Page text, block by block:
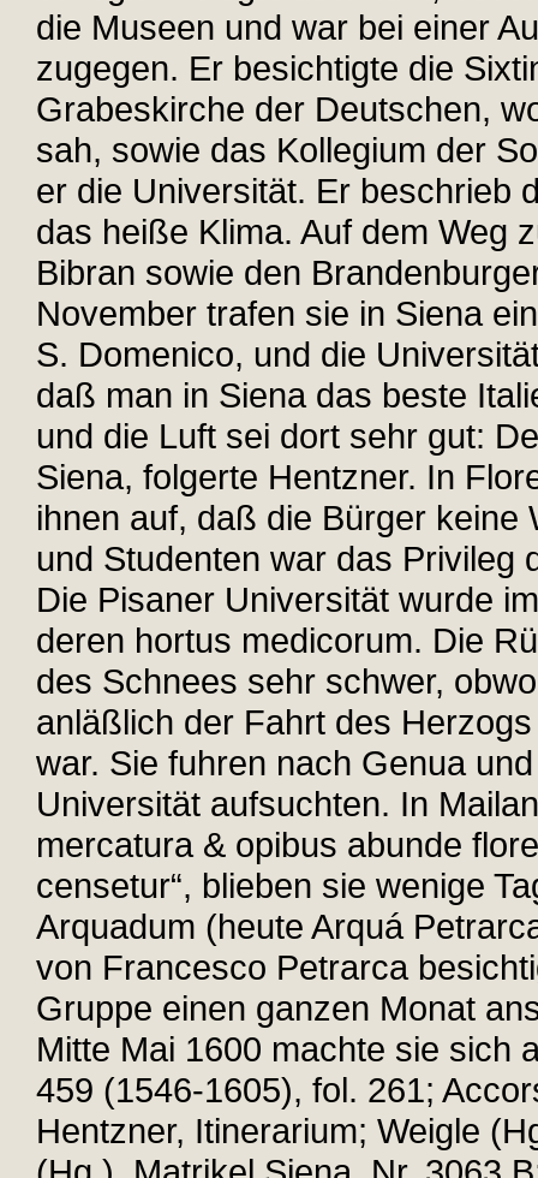
die Museen und war bei einer
zugegen. Er besichtigte die
Grabeskirche der Deutschen,
sah, sowie das Kollegium der
er die Universität. Er beschrieb
das heiße Klima. Auf dem Weg
Bibran sowie den
November trafen sie in Siena
S. Domenico, und die
daß man in Siena das beste
und die Luft sei dort sehr gut:
Siena, folgerte Hentzner. In
ihnen auf, daß die Bürger keine
und Studenten war das Privileg
Die Pisaner Universität wurde
deren hortus medicorum. Die
des Schnees sehr schwer,
anläßlich der Fahrt des
war. Sie fuhren nach Genua
Universität aufsuchten. In
mercatura & opibus abunde
censetur“, blieben sie wenige
Arquadum (heute Arquá
von Francesco Petrarca
Gruppe einen ganzen Monat
Mitte Mai 1600 machte sie sich
459 (1546-1605), fol. 261;
Hentzner, Itinerarium; Weigle